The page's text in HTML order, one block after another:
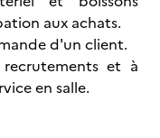
aux achats.
d'un client.
et à
en salle.